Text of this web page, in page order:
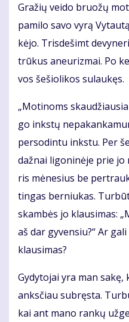
Gra­žių vei­do bruo­žų
pa­mi­lo sa­vo vy­rą
kė­jo. Tris­de­šimt
trū­kus aneu­riz­mai. Po
vos še­šio­li­kos su­lau­kęs.
„Mo­ti­noms
go inks­tų
per­so­din­tu inks­tu. Per
daž­nai li­go­ni­nė­je prie
ris mė­ne­sius be
tin­gas ber­niu­kas.
skam­bės jo klau­si­mas:
aš dar gy­ven­siu?“ Ar
klau­si­mas?
Gy­dy­to­jai yra man
anks­čiau su­bręs­ta.
kai ant ma­no ran­kų